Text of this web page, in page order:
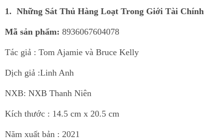
1. Những Sát Thủ Hàng Loạt Trong Giới Tài Chính
Mã sản phẩm: 8936067604078
Tác giả : Tom Ajamie và Bruce Kelly
Dịch giả :Linh Anh
NXB: NXB Thanh Niên
Kích thước : 14.5 cm x 20.5 cm
Năm xuất bản : 2021